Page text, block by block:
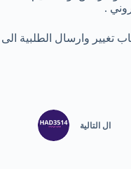
.
وارسال الطلبية الى
ال التالية